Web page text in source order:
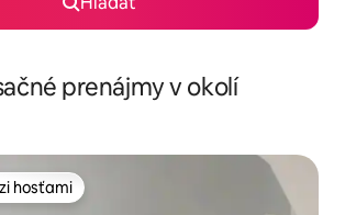
prenájmy v okolí
hosťami
hosťami